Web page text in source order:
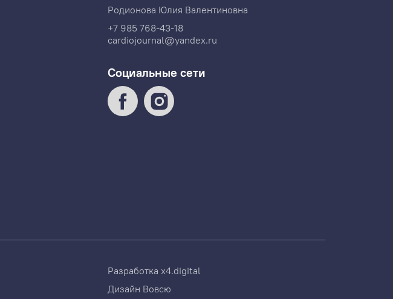
Родионова Юлия Валентиновна
+7 985 768-43-18
cardiojournal@yandex.ru
Социальные сети
Разработка x4.digital
Дизайн Вовсю